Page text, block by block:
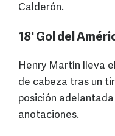
Calderón.
18' Gol del
Henry Martín lleva
de cabeza tras un
posición
anotaciones.